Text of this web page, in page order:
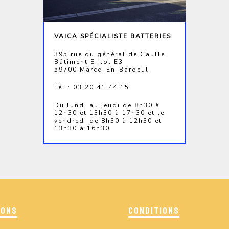
VAICA SPÉCIALISTE BATTERIES
395 rue du général de Gaulle
Bâtiment E, lot E3
59700 Marcq-En-Baroeul
Tél : 03 20 41 44 15
Du lundi au jeudi de 8h30 à
12h30 et 13h30 à 17h30 et le
vendredi de 8h30 à 12h30 et
13h30 à 16h30
CONDITIONS